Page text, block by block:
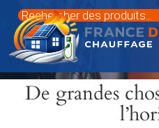
contenu
principal
Recherche
de
produits
De grandes